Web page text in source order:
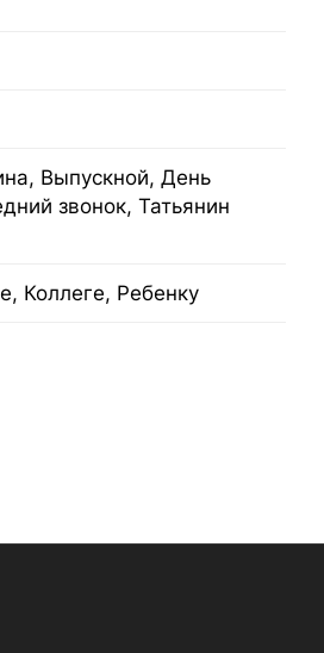
Выпускной, День
звонок, Татьянин
Коллеге, Ребенку